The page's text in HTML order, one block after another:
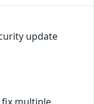
update